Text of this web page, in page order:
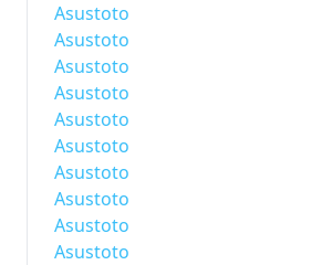
Asustoto
Asustoto
Asustoto
Asustoto
Asustoto
Asustoto
Asustoto
Asustoto
Asustoto
Asustoto